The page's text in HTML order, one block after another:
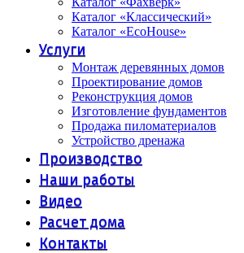
Каталог «Классический»
Каталог «EcoHouse»
Услуги
Монтаж деревянных домов
Проектирование домов
Реконструкция домов
Изготовление фундаментов
Продажа пиломатериалов
Устройство дренажа
Производство
Наши работы
Видео
Расчет дома
Контакты